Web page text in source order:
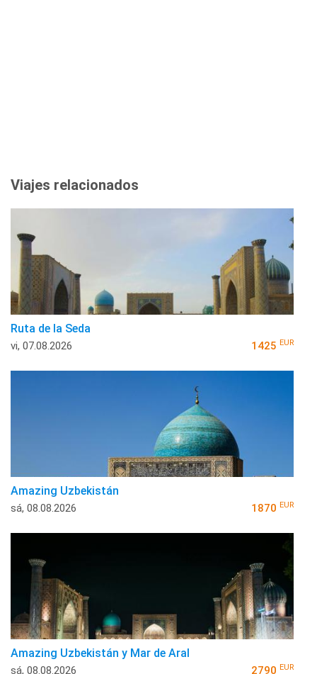
Viajes relacionados
Ruta de la Seda
vi, 07.08.2026 1425 EUR
Amazing Uzbekistán
sá, 08.08.2026 1870 EUR
Amazing Uzbekistán y Mar de Aral
sá, 08.08.2026 2790 EUR